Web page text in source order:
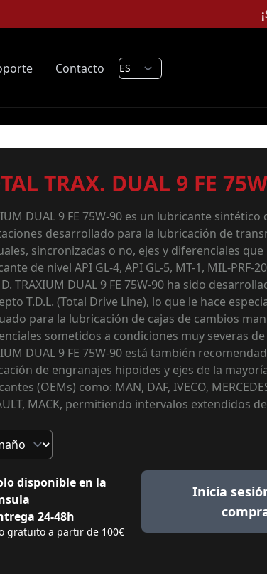
Contacto
TRAX. DUAL 9 FE
DUAL 9 FE 75W-90 es un lubricante sintético
desarrollado para la lubricación de
sincronizadas o no, ejes y diferenciales
de nivel API GL-4, API GL-5, MT-1, MIL-PRF-
TRAXIUM DUAL 9 FE 75W-90 ha sido
T.D.L. (Total Drive Line), lo que le hace
para la lubricación de cajas de cambios
sometidos a condiciones muy severas de
DUAL 9 FE 75W-90 está también
de engranajes hipoides y ejes de la
(OEMs) como: MAN, DAF, IVECO,
MACK, permitiendo intervalos extendidos
disponible en la
24-48h
gratuito a partir de 100€
Inicia